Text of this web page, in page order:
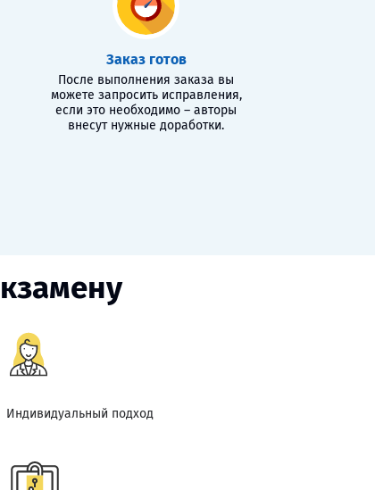
Заказ готов
После выполнения заказа вы
можете запросить исправления,
если это необходимо – авторы
внесут нужные доработки.
Индивидуальный подход